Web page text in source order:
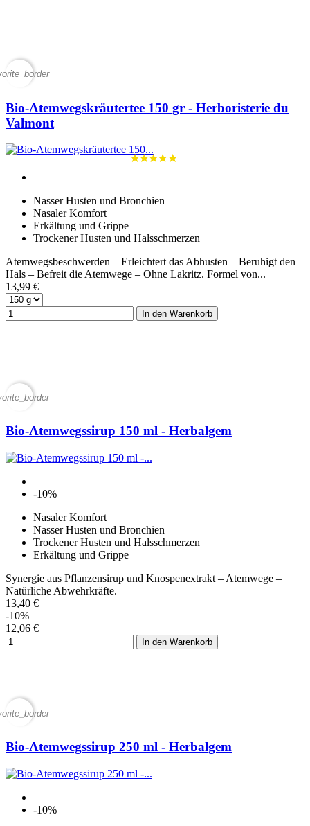
Bio-Atemwegskräutertee 150 gr - Herboristerie du
Valmont
Nasser Husten und Bronchien
Nasaler Komfort
Erkältung und Grippe
Trockener Husten und Halsschmerzen
Atemwegsbeschwerden – Erleichtert das Abhusten – Beruhigt den
Hals – Befreit die Atemwege – Ohne Lakritz. Formel von...
13,99 €
In den Warenkorb
Bio-Atemwegssirup 150 ml - Herbalgem
-10%
Nasaler Komfort
Nasser Husten und Bronchien
Trockener Husten und Halsschmerzen
Erkältung und Grippe
Synergie aus Pflanzensirup und Knospenextrakt – Atemwege –
Natürliche Abwehrkräfte.
13,40 €
-10%
12,06 €
In den Warenkorb
Bio-Atemwegssirup 250 ml - Herbalgem
-10%